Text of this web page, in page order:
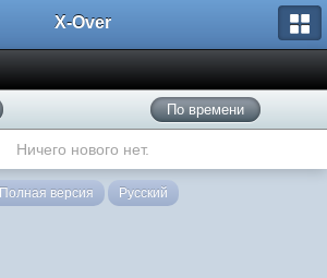
X-Over
По времени
Ничего нового нет.
Полная версия Русский